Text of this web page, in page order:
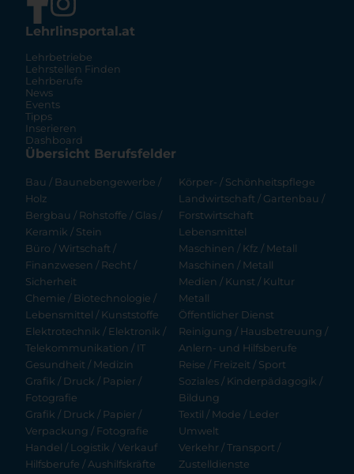
Lehrlinsportal.at
Lehrbetriebe
Lehrstellen Finden
Lehrberufe
News
Events
Tipps
Inserieren
Dashboard
Übersicht Berufsfelder
Bau / Baunebengewerbe /
Holz
Bergbau / Rohstoffe / Glas /
Keramik / Stein
Büro / Wirtschaft /
Finanzwesen / Recht /
Sicherheit
Chemie / Biotechnologie /
Lebensmittel / Kunststoffe
Elektrotechnik / Elektronik /
Telekommunikation / IT
Gesundheit / Medizin
Grafik / Druck / Papier /
Fotografie
Grafik / Druck / Papier /
Verpackung / Fotografie
Handel / Logistik / Verkauf
Hilfsberufe / Aushilfskräfte
Körper- / Schönheitspflege
Landwirtschaft / Gartenbau /
Forstwirtschaft
Lebensmittel
Maschinen / Kfz / Metall
Maschinen / Metall
Medien / Kunst / Kultur
Metall
Öffentlicher Dienst
Reinigung / Hausbetreuung /
Anlern- und Hilfsberufe
Reise / Freizeit / Sport
Soziales / Kinderpädagogik /
Bildung
Textil / Mode / Leder
Umwelt
Verkehr / Transport /
Zustelldienste